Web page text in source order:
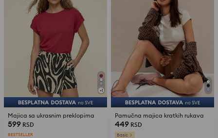
+1
Majica sa ukrasnim preklopima
599 RSD
BESTSELLER
Pamučna majica kratkih rukava
449 RSD
Basic